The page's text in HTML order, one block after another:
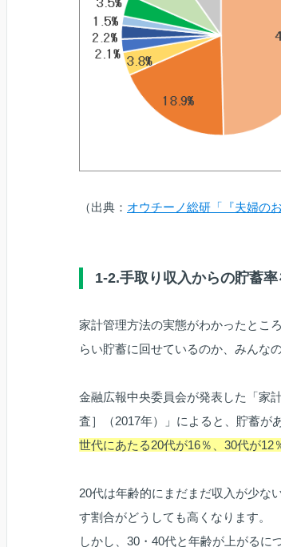
（出典： オウチーノ総研「『夫婦の
1-2.手取り収入からの貯蓄
家計管理方法の実態がわかったとこ
らい貯蓄に回せているのか、みんな
金融広報中央委員会が発表した「家
査］（2017年）」によると、貯蓄が
世代にあたる20代が16％、30代が12
20代は年齢的にまだまだ収入が少な
す割合がどうしても高くなります。
しかし、30・40代と年齢が上がるに